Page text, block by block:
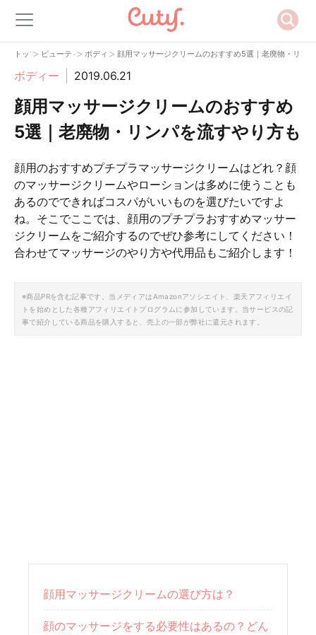
トップ
> ビューティー
> ボディー
> 顔用マッサージクリームのおすすめ5選｜老廃物・リン
ボディー 2019.06.21
顔用マッサージクリームのおすすめ
5選｜老廃物・リンパを流すやり方も
顔用のおすすめプチプラマッサージクリームはどれ？顔
のマッサージクリームやローションは多めに使うことも
あるのでできればコスパがいいものを選びたいですよ
ね。そこでここでは、顔用のプチプラおすすめマッサー
ジクリームをご紹介するのでぜひ参考にしてください！
合わせてマッサージのやり方や代用品もご紹介します！
※商品PRを含む記事です。当メディアはAmazonアソシエイト、楽天アフィリエイ
トを始めとした各種アフィリエイトプログラムに参加しています。当サービスの記
事で紹介している商品を購入すると、売上の一部が弊社に還元されます。
顔用マッサージクリームの選び方は？
顔のマッサージをする必要性はあるの？どん